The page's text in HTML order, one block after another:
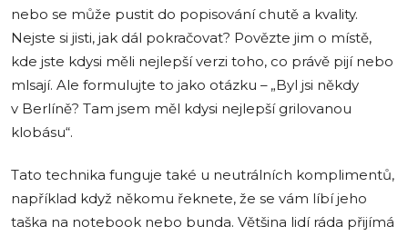
nebo se může pustit do popisování chutě a kvality.
Nejste si jisti, jak dál pokračovat? Povězte jim o místě,
kde jste kdysi měli nejlepší verzi toho, co právě pijí nebo
mlsají. Ale formulujte to jako otázku – „Byl jsi někdy
v Berlíně? Tam jsem měl kdysi nejlepší grilovanou
klobásu“.
Tato technika funguje také u neutrálních komplimentů,
například když někomu řeknete, že se vám líbí jeho
taška na notebook nebo bunda. Většina lidí ráda přijímá